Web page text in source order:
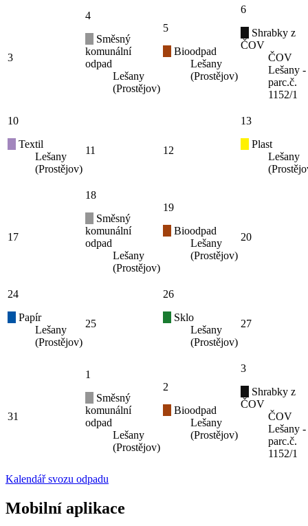
3
4
Směsný
komunální
odpad
Lešany
(Prostějov)
5
Bioodpad
Lešany
(Prostějov)
6
Shrabky z
ČOV
ČOV
Lešany -
parc.č.
1152/1
10
Textil
Lešany
(Prostějov)
11 12
13
Plast
Lešany
17
18
Směsný
komunální
odpad
Lešany
(Prostějov)
19
Bioodpad
Lešany
(Prostějov)
20
24
Papír
Lešany
(Prostějov)
25
26
Sklo
Lešany
(Prostějov)
27
31
1
Směsný
komunální
odpad
Lešany
(Prostějov)
2
Bioodpad
Lešany
(Prostějov)
3
Shrabky z
ČOV
ČOV
Lešany -
parc.č.
1152/1
Kalendář svozu odpadu
Mobilní aplikace